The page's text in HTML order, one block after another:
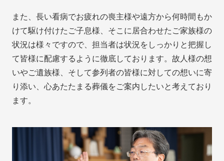
また、長い看病でお疲れの喪主様や遠方から何時間もか
けて駆け付けたご子息様、そこに居合わせたご家族様の
状況は様々ですので、担当者は状況をしっかりと把握し
て皆様に配慮するように徹底しております。故人様の想
いやご遺族様、そして参列者の皆様に対しての想いに寄
り添い、心あたたまる葬儀をご案内したいと考えており
ます。